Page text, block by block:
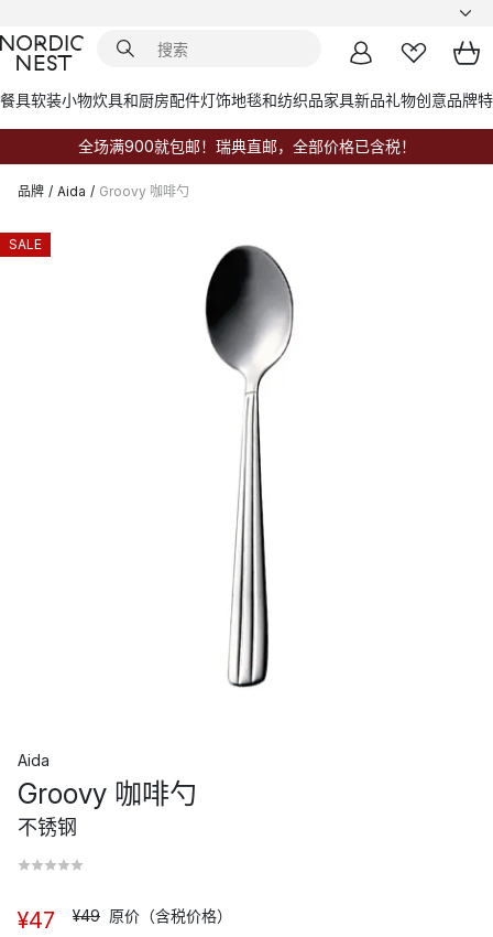
餐具软装小物炊具和厨房配件灯饰地毯和纺织品家具新品礼物创意品牌
全场满900就包邮！瑞典直邮，全部价格已含税！
品牌 / Aida / Groovy 咖啡勺
SALE
Aida
Groovy 咖啡勺
不锈钢
¥47 ¥49 原价（含税价格）